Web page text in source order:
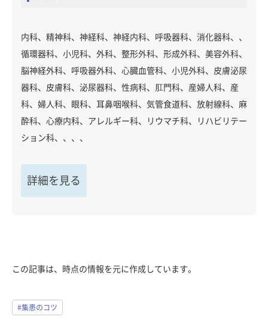
内科、精神科、神経科、神経内科、呼吸器科、消化器科、、
循環器科、小児科、外科、整形外科、形成外科、美容外科、
脳神経外科、呼吸器外科、心臓血管科、小児外科、皮膚泌尿
器科、皮膚科、泌尿器科、性病科、肛門科、産婦人科、産
科、婦人科、眼科、耳鼻咽喉科、気管食道科、放射線科、麻
酔科、心療内科、アレルギー科、リウマチ科、リハビリテー
ション科、、、、
詳細を見る
この記事は、時点の情報を元に作成しています。
#集患のコツ